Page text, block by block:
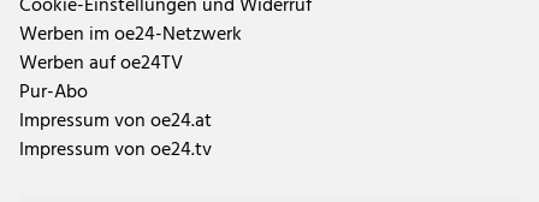
Cookie-Einstellungen und Widerruf
Werben im oe24-Netzwerk
Werben auf oe24TV
Pur-Abo
Impressum von oe24.at
Impressum von oe24.tv